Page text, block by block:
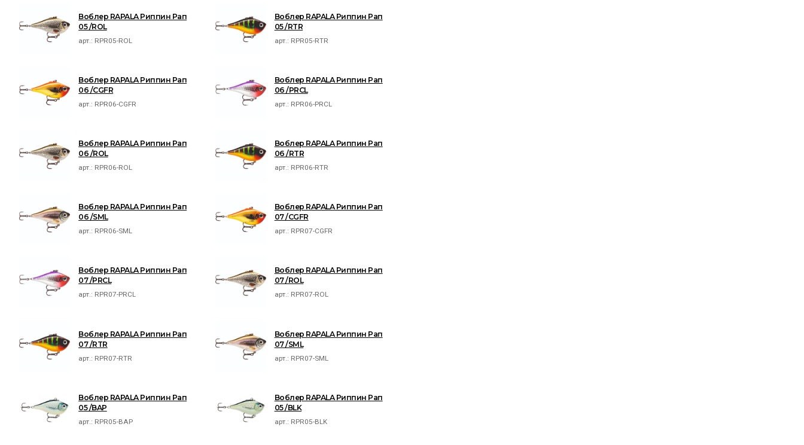
Воблер RAPALA Риппин Рап
05 /ROL
арт.: RPR05-ROL
Воблер RAPALA Риппин Рап
05 /RTR
арт.: RPR05-RTR
Воблер RAPALA Риппин Рап
06 /CGFR
арт.: RPR06-CGFR
Воблер RAPALA Риппин Рап
06 /PRCL
арт.: RPR06-PRCL
Воблер RAPALA Риппин Рап
06 /ROL
арт.: RPR06-ROL
Воблер RAPALA Риппин Рап
06 /RTR
арт.: RPR06-RTR
Воблер RAPALA Риппин Рап
06 /SML
арт.: RPR06-SML
Воблер RAPALA Риппин Рап
07 /CGFR
арт.: RPR07-CGFR
Воблер RAPALA Риппин Рап
07 /PRCL
арт.: RPR07-PRCL
Воблер RAPALA Риппин Рап
07 /ROL
арт.: RPR07-ROL
Воблер RAPALA Риппин Рап
07 /RTR
арт.: RPR07-RTR
Воблер RAPALA Риппин Рап
07 /SML
арт.: RPR07-SML
Воблер RAPALA Риппин Рап
05 /BAP
арт.: RPR05-BAP
Воблер RAPALA Риппин Рап
05 /BLK
арт.: RPR05-BLK